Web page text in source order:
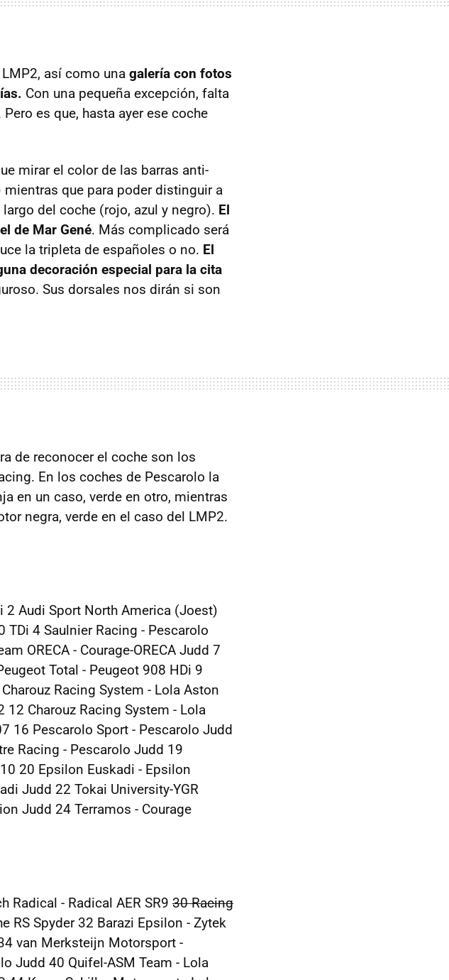
así como una galería con fotos
Con una pequeña excepción, falta
es que, hasta ayer ese coche
mirar el color de las barras anti-
que para poder distinguir a
del coche (rojo, azul y negro). El
de Mar Gené. Más complicado será
la tripleta de españoles o no. El
decoración especial para la cita
Sus dorsales nos dirán si son
de reconocer el coche son los
En los coches de Pescarolo la
en un caso, verde en otro, mientras
negra, verde en el caso del LMP2.
2 Audi Sport North America (Joest)
TDi 4 Saulnier Racing - Pescarolo
ORECA - Courage-ORECA Judd 7
Total - Peugeot 908 HDi 9
Racing System - Lola Aston
Charouz Racing System - Lola
16 Pescarolo Sport - Pescarolo Judd
Racing - Pescarolo Judd 19
20 Epsilon Euskadi - Epsilon
Judd 22 Tokai University-YGR
Judd 24 Terramos - Courage
Radical - Radical AER SR9 30 Racing
RS Spyder 32 Barazi Epsilon - Zytek
van Merksteijn Motorsport -
Judd 40 Quifel-ASM Team - Lola